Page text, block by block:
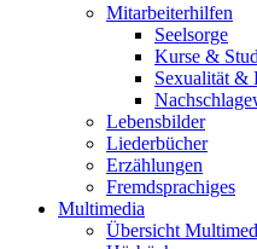
Mitarbeiterhilfen
Seelsorge
Kurse &
Sexualität &
Lebensbilder
Liederbücher
Erzählungen
Fremdsprachiges
Multimedia
Übersicht